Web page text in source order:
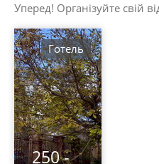
Уперед! Організуйте свій
250 -
Готель